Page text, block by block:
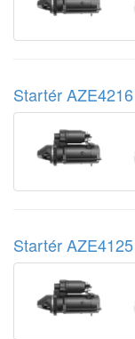
Startér
Startér